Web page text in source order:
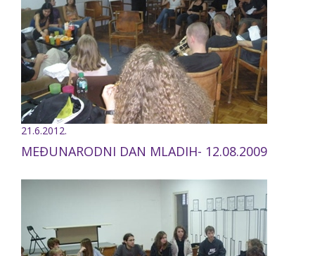
21.6.2012.
MEĐUNARODNI DAN MLADIH- 12.08.2009